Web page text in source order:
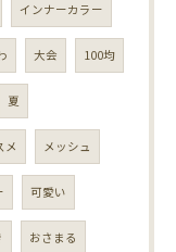
インナーカラー
大会 100均
夏
メ メッシュ
可愛い
おさまる